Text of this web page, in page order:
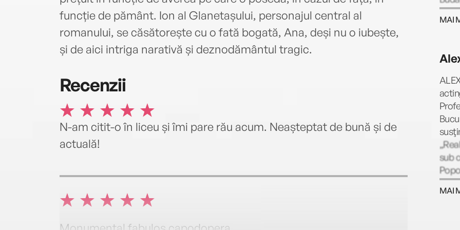
funcție de pământ. Ion al Glanetașului, personajul central al
romanului, se căsătorește cu o fată bogată, Ana, deși nu o iubește,
și de aici intriga narativă și deznodământul tragic.
Recenzii
N-am citit-o în liceu și îmi pare rău acum. Neașteptat de bună și de
actuală!
în
sale
MAI
sub
MAI